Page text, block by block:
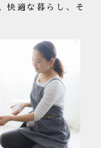
快適な暮らし、そ